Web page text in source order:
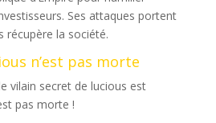
Ses attaques portent
récupère la société.
n’est pas morte
vilain secret de lucious est
pas morte !